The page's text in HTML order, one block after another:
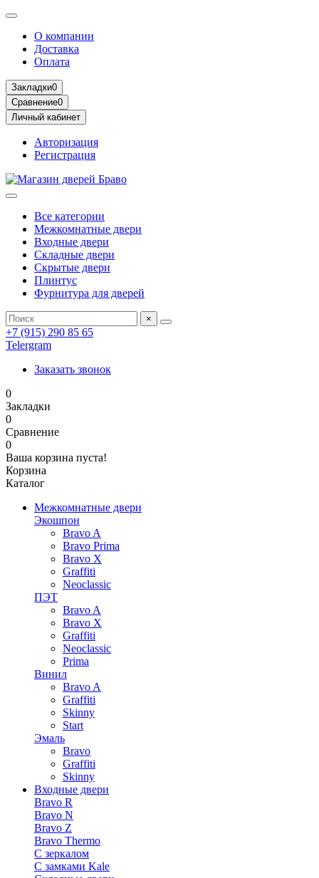
О компании
Доставка
Оплата
Закладки0
Сравнение0
Личный кабинет
Авторизация
Регистрация
Все категории
Межкомнатные двери
Входные двери
Складные двери
Скрытые двери
Плинтус
Фурнитура для дверей
×
+7 (915) 290 85 65
Telergram
Заказать звонок
0
Закладки
0
Сравнение
0
Ваша корзина пуста!
Корзина
Каталог
Межкомнатные двери
Экошпон
Bravo A
Bravo Prima
Bravo X
Graffiti
Neoclassic
ПЭТ
Bravo A
Bravo X
Graffiti
Neoclassic
Prima
Винил
Bravo A
Graffiti
Skinny
Start
Эмаль
Bravo
Graffiti
Skinny
Входные двери
Bravo R
Bravo N
Bravo Z
Bravo Thermo
С зеркалом
С замками Kale